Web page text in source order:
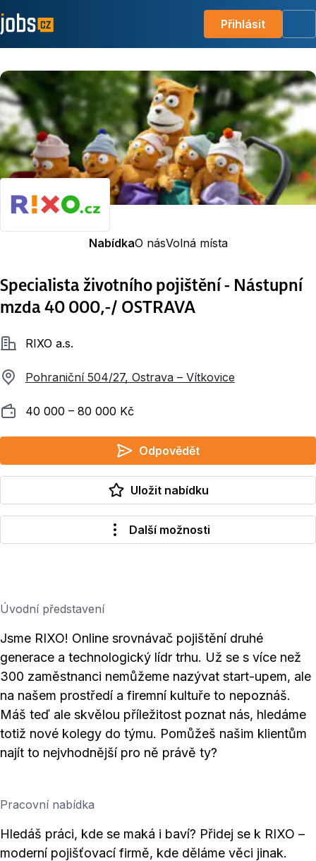
Přihlásit
NabídkaO násVolná místa
Specialista životního pojištění - Nástupní
mzda 40 000,-/ OSTRAVA
SpolečnostRIXO a.s.
Pohraniční 504/27, Ostrava – Vítkovice
Plat 40 000 ‍–‍ 80 000 Kč
Odpovědět
Uložit nabídku
Další možnosti
Úvodní představení
Jsme RIXO! Online srovnávač pojištění druhé
generace a technologický lídr trhu. Už se s více než
300 zaměstnanci nemůžeme nazývat start-upem, ale
na našem prostředí a firemní kultuře to nepoznáš.
Máš teď ale skvělou příležitost poznat nás, hledáme
totiž nové kolegy do týmu. Pomůžeš našim klientům
najít to nejvhodnější pro ně právě ty?
Pracovní nabídka
Hledáš práci, kde se maká i baví? Přidej se k RIXO –
moderní pojišťovací firmě, kde děláme věci jinak.